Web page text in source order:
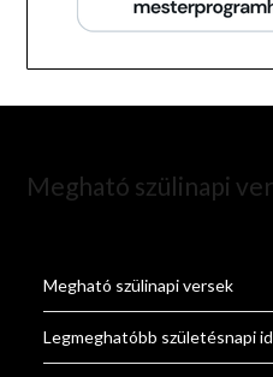
Megható szülinapi
Megható szülinapi versek
Legmeghatóbb születésnapi